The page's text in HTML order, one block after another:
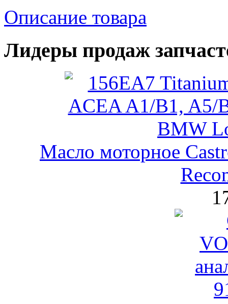
Описание товара
Лидеры продаж
Масло моторное